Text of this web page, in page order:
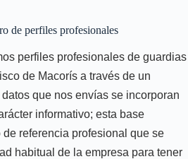
de perfiles profesionales
perfiles profesionales de guardias
de Macorís a través de un
que nos envías se incorporan
informativo; esta base
referencia profesional que se
habitual de la empresa para tener